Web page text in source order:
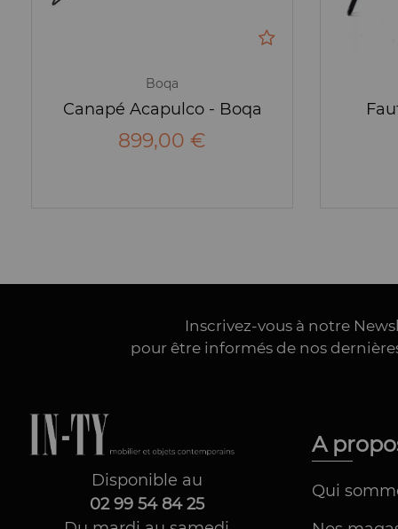
Boqa
Canapé Acapulco - Boqa
899,00 €
Inscrivez-vous à notre
pour être informés de nos
Disponible au
02 99 54 84 25
A
Qui